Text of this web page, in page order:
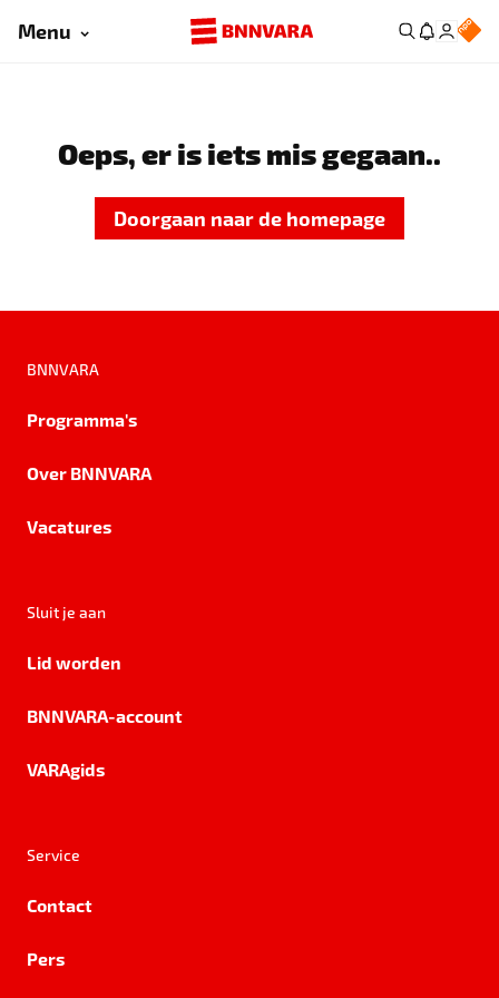
Menu
Oeps, er is iets mis gegaan..
Doorgaan naar de homepage
BNNVARA
Programma's
Over BNNVARA
Vacatures
Sluit je aan
Lid worden
BNNVARA-account
VARAgids
Service
Contact
Pers